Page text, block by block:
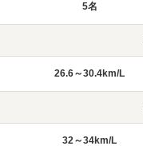
5名
26.6～30.4km/L
32～34km/L